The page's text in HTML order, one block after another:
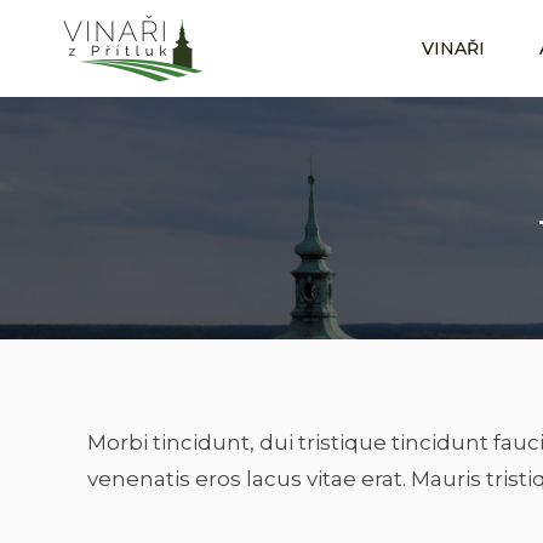
VINAŘI
Morbi tincidunt, dui tristique tincidunt
venenatis eros lacus vitae erat. Mauris
VINAŘI